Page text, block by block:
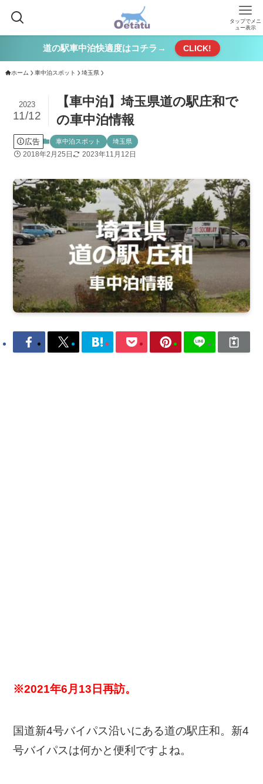
タップでメニ
ュー表示
道の駅車中泊快適度はコチラ→ CLICK!
ホーム 車中泊スポット 埼玉県
【車中泊】埼玉県道の駅庄和で
の車中泊情報
2023
11/12
広告 車中泊スポット 埼玉県
2018年2月25日 2023年11月12日
※2021年6月13日再訪。
国道新4号バイパス沿いにある道の駅庄和。新4
号バイパスは何かと便利ですよね。